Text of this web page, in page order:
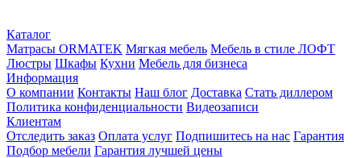
Каталог
Матрасы ORMATEK Мягкая мебель Мебель в стиле ЛОФТ
Люстры Шкафы Кухни Мебель для бизнеса
Информация
О компании Контакты Наш блог Доставка Стать диллером
Политика конфиденциальности Видеозаписи
Клиентам
Отследить заказ Оплата услуг Подпишитесь на нас Гарантия
Подбор мебели Гарантия лучшей цены